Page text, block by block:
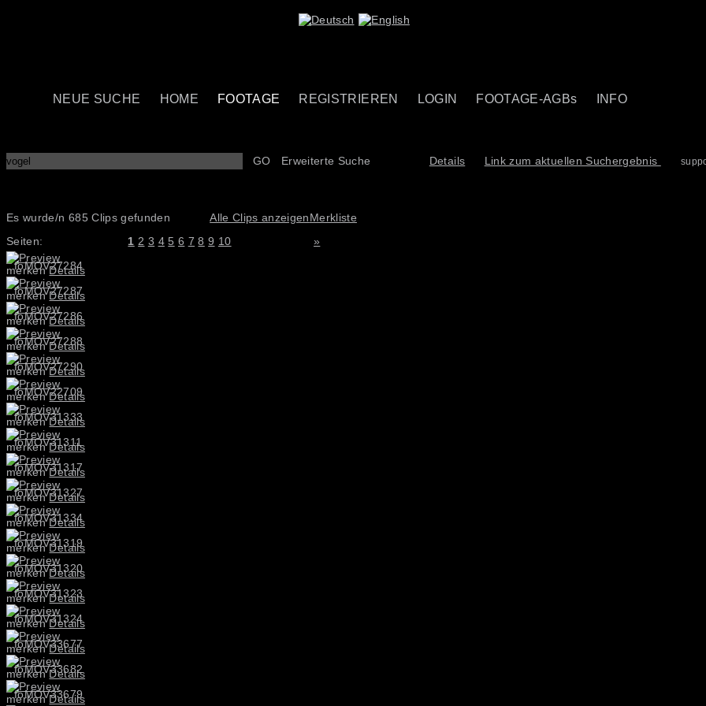
NEUE SUCHE HOME FOOTAGE REGISTRIEREN LOGIN FOOTAGE-AGBs INFO
GO Erweiterte Suche Details Link zum aktuellen Suchergebnis
Es wurde/n 685 Clips gefunden Alle Clips anzeigenMerkliste
Seiten:
1 2 3 4 5 6 7 8 9 10
»
foMOV27284
merken Details
foMOV27287
merken Details
foMOV27286
merken Details
foMOV27288
merken Details
foMOV27290
merken Details
foMOV22709
merken Details
foMOV31333
merken Details
foMOV31311
merken Details
foMOV31317
merken Details
foMOV31327
merken Details
foMOV31334
merken Details
foMOV31319
merken Details
foMOV31320
merken Details
foMOV31323
merken Details
foMOV31324
merken Details
foMOV33677
merken Details
foMOV33682
merken Details
foMOV33679
merken Details